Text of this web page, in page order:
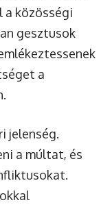
a közösségi
gesztusok
a
jelenség.
a múltat, és